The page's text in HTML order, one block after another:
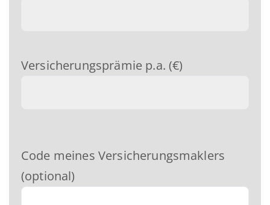
Versicherungsprämie p.a. (€)
Code meines Versicherungsmaklers
(optional)